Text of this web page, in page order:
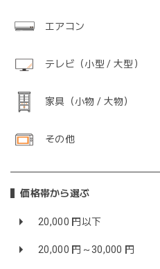
エアコン
テレビ（小型 / 大型）
家具（小物 / 大物）
その他
価格帯から選ぶ
20,000 円以下
20,000 円～30,000 円